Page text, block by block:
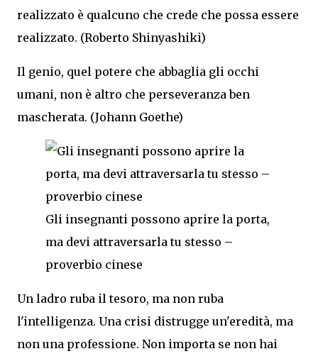
realizzato è qualcuno che crede che possa essere
realizzato. (Roberto Shinyashiki)
Il genio, quel potere che abbaglia gli occhi
umani, non è altro che perseveranza ben
mascherata. (Johann Goethe)
Gli insegnanti possono aprire la porta,
ma devi attraversarla tu stesso –
proverbio cinese
Un ladro ruba il tesoro, ma non ruba
l'intelligenza. Una crisi distrugge un'eredità, ma
non una professione. Non importa se non hai